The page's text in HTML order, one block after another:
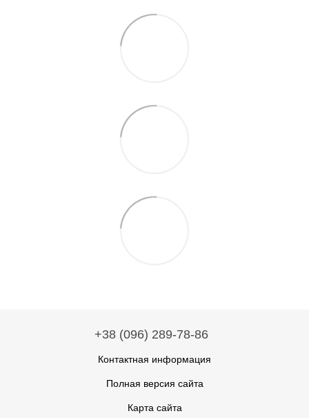
+38 (096) 289-78-86
Контактная информация
Полная версия сайта
Карта сайта